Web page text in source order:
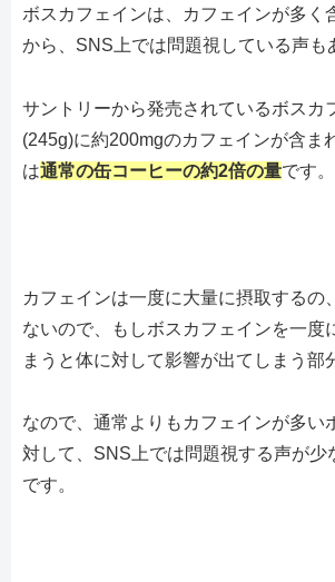
ボスカフェインは、カフェインが多く
から、SNS上では問題視している声も
サントリーから発売されているボスカ
(245g)に約200mgのカフェインが含ま
は通常の缶コーヒーの約2倍の量です。
カフェインは一度に大量に摂取するの
ないので、もしボスカフェインを一度
まうと体に対して影響が出てしまう部
なので、通常よりもカフェインが多い
対して、SNS上では問題視する声が少
です。